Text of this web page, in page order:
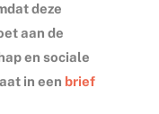
deze
aan de
en sociale
in een brief